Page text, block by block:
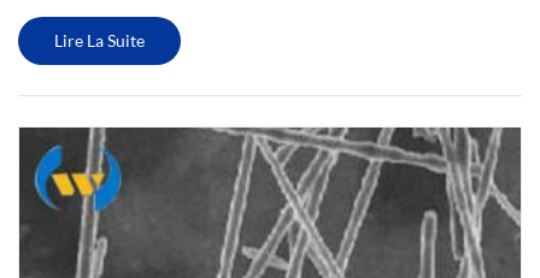
résistance spécifique et le module d'élasticité en fonctio...
Lire La Suite